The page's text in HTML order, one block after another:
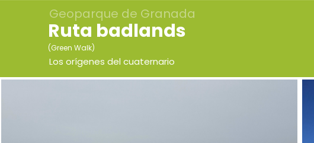
Geoparque de Granada
Ruta badlands
(Green Walk)
Los orígenes del cuaternario